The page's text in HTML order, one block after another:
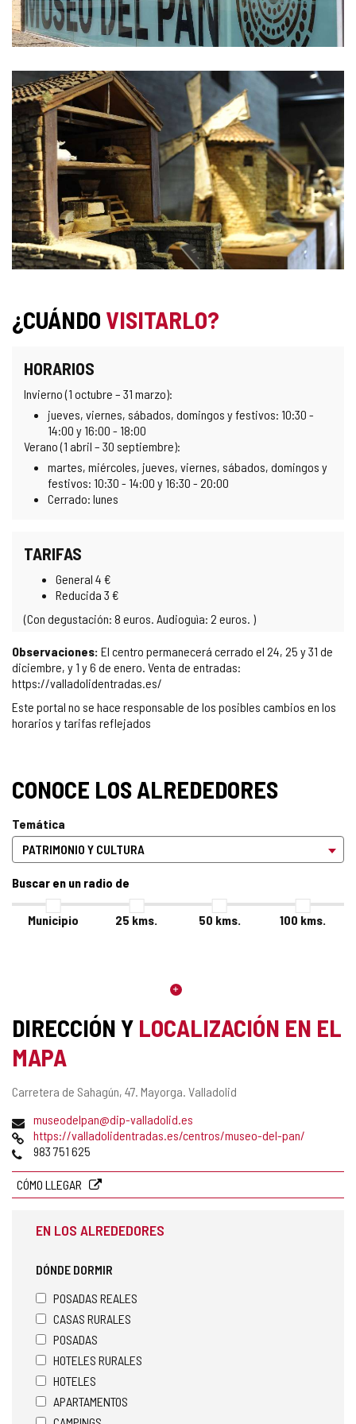
¿CUÁNDO VISITARLO?
HORARIOS
Invierno (1 octubre – 31 marzo):
jueves, viernes, sábados, domingos y festivos: 10:30 -
14:00 y 16:00 - 18:00
Verano (1 abril – 30 septiembre):
martes, miércoles, jueves, viernes, sábados, domingos y
festivos: 10:30 - 14:00 y 16:30 - 20:00
Cerrado: lunes
TARIFAS
General 4 €
Reducida 3 €
(Con degustación: 8 euros. Audioguìa: 2 euros. )
Observaciones: El centro permanecerá cerrado el 24, 25 y 31 de
diciembre, y 1 y 6 de enero. Venta de entradas:
https://valladolidentradas.es/
Este portal no se hace responsable de los posibles cambios en los
horarios y tarifas reflejados
CONOCE LOS ALREDEDORES
Temática
Buscar en un radio de
Municipio 25 kms. 50 kms. 100 kms.
DIRECCIÓN Y LOCALIZACIÓN EN EL
MAPA
Dirección
Carretera de Sahagún, 47. Mayorga. Valladolid
Dirección
de
correo
museodelpan@dip-valladolid.es
a
e
Página
Web
https://valladolidentradas.es/centros/museo-del-pan/
Teléfonos
983 751 625
CÓMO LLEGAR
EN LOS ALREDEDORES
DÓNDE DORMIR
POSADAS REALES
CASAS RURALES
POSADAS
HOTELES RURALES
HOTELES
APARTAMENTOS